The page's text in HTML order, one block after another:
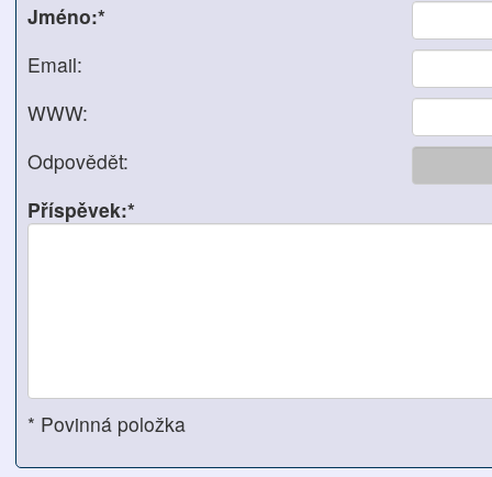
Jméno:*
Email:
WWW:
Odpovědět:
Příspěvek:*
* Povinná položka